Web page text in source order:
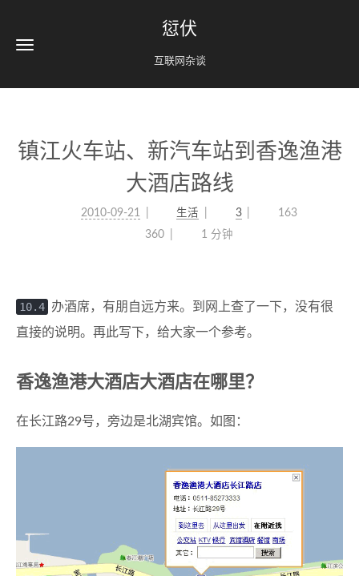
愆伏
互联网杂谈
镇江火车站、新汽车站到香逸渔港
大酒店路线
2010-09-21 生活 3
163
360
1 分钟
10.4 办酒席，有朋自远方来。到网上查了一下，没有很
直接的说明。再此写下，给大家一个参考。
香逸渔港大酒店大酒店在哪里？
在长江路29号，旁边是北湖宾馆。如图：